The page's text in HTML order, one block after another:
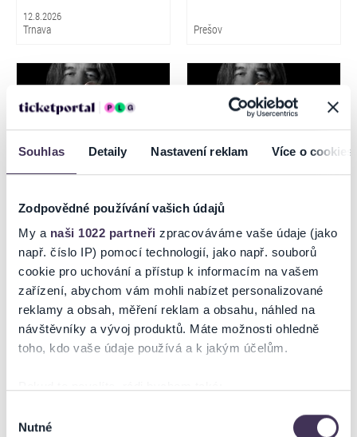
Souhlas Detaily Nastavení reklam Více o cookies
Zodpovědné používání vašich údajů
My a naši 1022 partneři zpracováváme vaše údaje (jako
např. číslo IP) pomocí technologií, jako např. souborů
cookie pro uchování a přístup k informacím na vašem
zařízení, abychom vám mohli nabízet personalizované
reklamy a obsah, měření reklam a obsahu, náhled na
návštěvníky a vývoj produktů. Máte možnosti ohledně
toho, kdo vaše údaje používá a k jakým účelům.
které mohou být přesné na několik metrů
souhlasu
Nutné
12.8.2026
Trnava Prešov
DRUPI - 50 ANNI TOUR
15.8.2026
Trnava
DRUPI - 50 ANNI TOUR
MARTIN
16.8.2026
Martin